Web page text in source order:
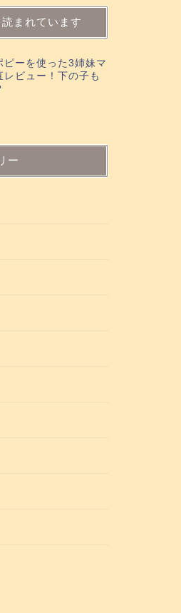
まれています
ピーを使った3姉妹マ
レビュー！下の子も
ー